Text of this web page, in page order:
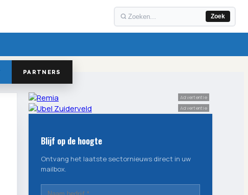
Zoek
PARTNERS
Advertentie
Advertentie
Blijf op de hoogte
Ontvang het laatste sectornieuws direct in uw
mailbox.